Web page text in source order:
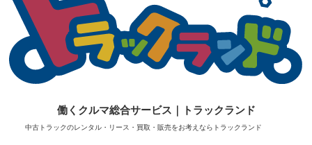
働くクルマ総合サービス｜トラックランド
中古トラックのレンタル・リース・買取・販売をお考えならトラックランド